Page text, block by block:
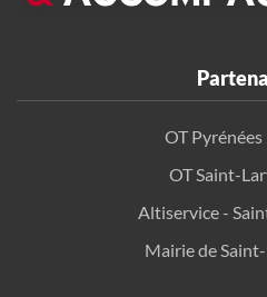
OT Pyrénées
OT Saint-
Altiservice -
Mairie de